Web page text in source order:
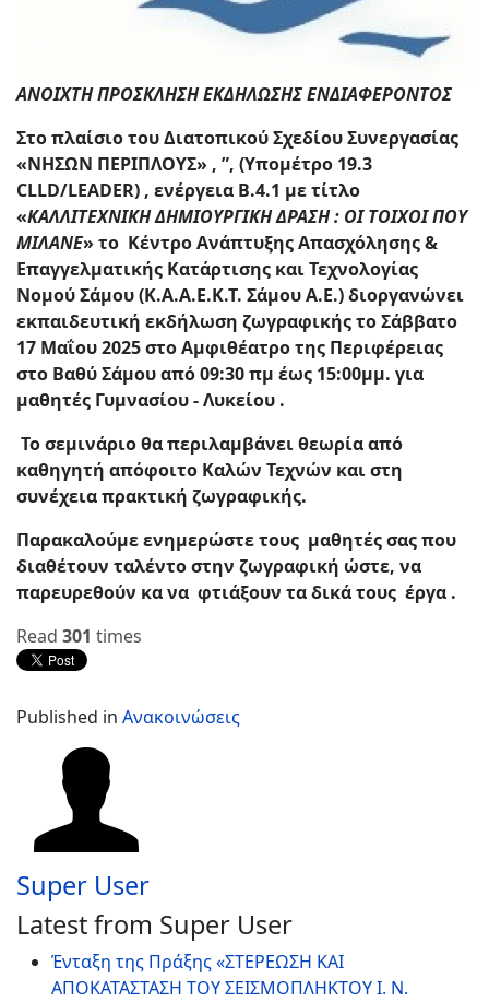
Text
ΑΝΟΙΧΤΗ ΠΡΟΣΚΛΗΣΗ ΕΚΔΗΛΩΣΗΣ ΕΝΔΙΑΦΕΡΟΝΤΟΣ
Στο πλαίσιο του Διατοπικού Σχεδίου Συνεργασίας
«ΝΗΣΩΝ ΠΕΡΙΠΛΟΥΣ» , ”, (Υπομέτρο 19.3
CLLD/LEADER) , ενέργεια Β.4.1 με τίτλο
«ΚΑΛΛΙΤΕΧΝΙΚΗ ΔΗΜΙΟΥΡΓΙΚΗ ΔΡΑΣΗ : ΟΙ ΤΟΙΧΟΙ ΠΟΥ
ΜΙΛΑΝΕ» το Κέντρο Ανάπτυξης Απασχόλησης &
Επαγγελματικής Κατάρτισης και Τεχνολογίας
Νομού Σάμου (Κ.Α.Α.Ε.Κ.Τ. Σάμου Α.Ε.) διοργανώνει
εκπαιδευτική εκδήλωση ζωγραφικής το Σάββατο
17 Μαΐου 2025 στο Αμφιθέατρο της Περιφέρειας
στο Βαθύ Σάμου από 09:30 πμ έως 15:00μμ. για
μαθητές Γυμνασίου - Λυκείου .
Το σεμινάριο θα περιλαμβάνει θεωρία από
καθηγητή απόφοιτο Καλών Τεχνών και στη
συνέχεια πρακτική ζωγραφικής.
Παρακαλούμε ενημερώστε τους μαθητές σας που
διαθέτουν ταλέντο στην ζωγραφική ώστε, να
παρευρεθούν κα να φτιάξουν τα δικά τους έργα .
Read 301 times
Published in Ανακοινώσεις
Super User
Latest from Super User
Ένταξη της Πράξης «ΣΤΕΡΕΩΣΗ ΚΑΙ
ΑΠΟΚΑΤΑΣΤΑΣΗ ΤΟΥ ΣΕΙΣΜΟΠΛΗΚΤΟΥ Ι. Ν.